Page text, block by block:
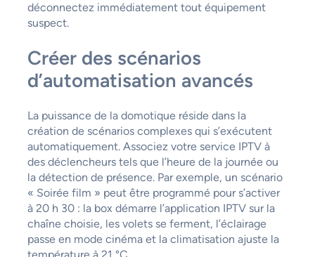
déconnectez immédiatement tout équipement
suspect.
Créer des scénarios
d’automatisation avancés
La puissance de la domotique réside dans la
création de scénarios complexes qui s’exécutent
automatiquement. Associez votre service IPTV à
des déclencheurs tels que l’heure de la journée ou
la détection de présence. Par exemple, un scénario
« Soirée film » peut être programmé pour s’activer
à 20 h 30 : la box démarre l’application IPTV sur la
chaîne choisie, les volets se ferment, l’éclairage
passe en mode cinéma et la climatisation ajuste la
température à 21 °C.